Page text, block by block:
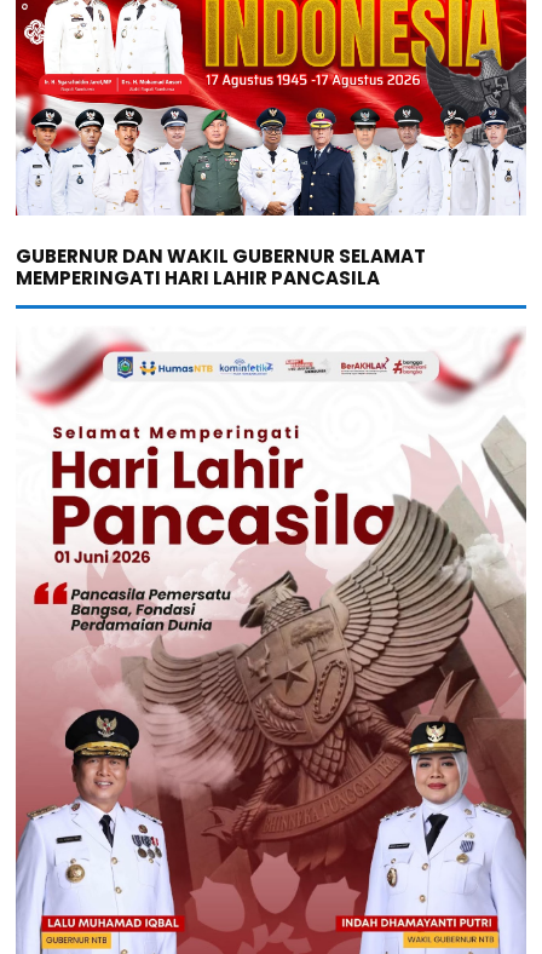
GUBERNUR DAN WAKIL GUBERNUR SELAMAT
MEMPERINGATI HARI LAHIR PANCASILA